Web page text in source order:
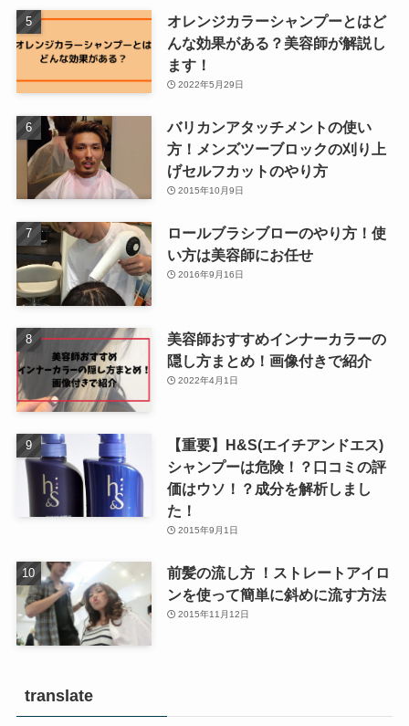
オレンジカラーシャンプーとはど
んな効果がある？美容師が解説し
ます！
2022年5月29日
バリカンアタッチメントの使い
方！メンズツーブロックの刈り上
げセルフカットのやり方
2015年10月9日
ロールブラシブローのやり方！使
い方は美容師にお任せ
2016年9月16日
美容師おすすめインナーカラーの
隠し方まとめ！画像付きで紹介
2022年4月1日
【重要】H&S(エイチアンドエス)
シャンプーは危険！？口コミの評
価はウソ！？成分を解析しまし
た！
2015年9月1日
前髪の流し方 ！ストレートアイロ
ンを使って簡単に斜めに流す方法
2015年11月12日
translate